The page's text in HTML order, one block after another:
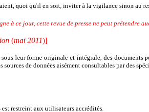
quoi qu'il en soit, inviter à la vigilance sinon au
à ce jour, cette revue de presse ne peut prétendre
(mai 2011)]
leur forme originale et intégrale, des documents
de données aisément consultables par des
restreint aux utilisateurs accrédités.